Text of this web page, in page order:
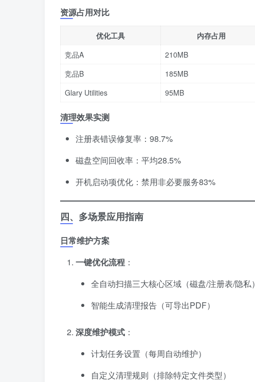
资源占用对比
优化工具 内存占用
竞品A
210MB
竞品B
185MB
Glary Utilities
95MB
清理效果实测
注册表错误修复率：98.7%
磁盘空间回收率：平均28.5%
开机启动项优化：禁用非必要服务83%
四、多场景应用指南
日常维护方案
一键优化流程 ​：
全自动扫描三大核心区域（磁盘/注册表/隐私）
智能生成清理报告（可导出PDF）
深度维护模式 ​：
计划任务设置（每周自动维护）
自定义清理规则（排除特定文件类型）